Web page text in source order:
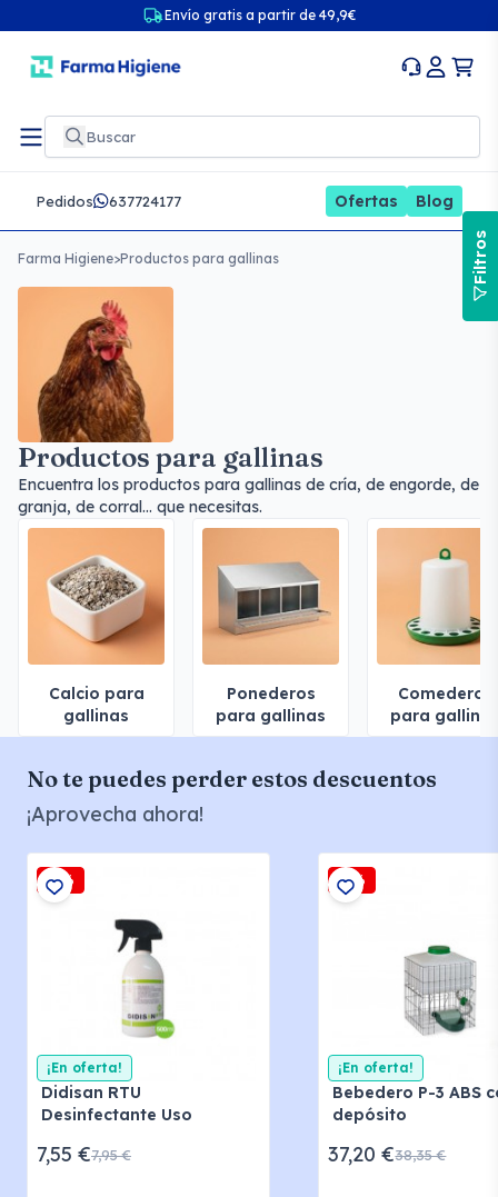
Envío gratis a partir de 49,9€
Pedidos 637724177 Ofertas Blog
Farma Higiene>Productos para gallinas
Productos para gallinas
Encuentra los productos para gallinas de cría, de engorde, de
granja, de corral... que necesitas.
Calcio para
gallinas
Ponederos
para gallinas
Comederos
para
No te puedes perder estos descuentos
¡Aprovecha ahora!
-5%
¡En oferta!
Didisan RTU
Desinfectante Uso
7,55 €7,95 €
-3%
¡En oferta!
Bebedero P-3 ABS
depósito
37,20 €38,35 €
Filtros